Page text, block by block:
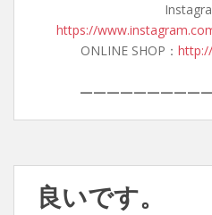
https://
ONLINE SHOP：
良いです。